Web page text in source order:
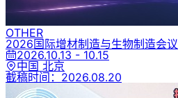
OTHER
2026国际增材制造与生物制造会议
2026.10.13 - 10.15
中国 北京
截稿时间： 2026.08.20